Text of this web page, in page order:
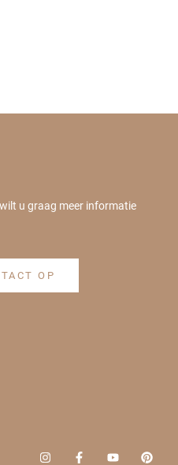
u graag meer informatie
OP